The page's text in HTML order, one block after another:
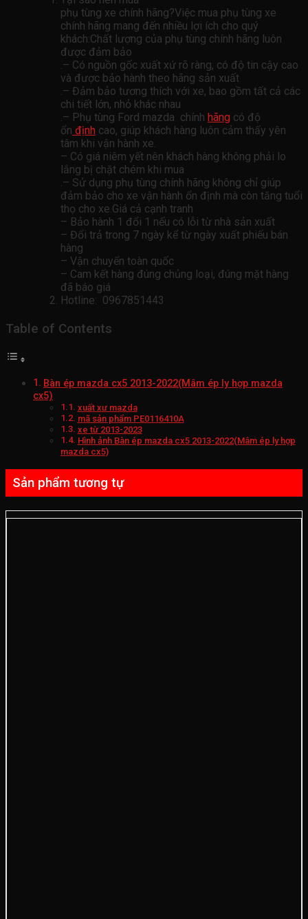
phụ tùng xe chính hãng?Việc mua phụ tùng xe
chính hãng mang đến nhiều lợi ích cho quý
khách:Chất lượng của phụ tùng chính hãng luôn
được đảm bảo
.– Có nguồn gốc xuất xứ rõ ràng, có độ tin cậy cao
và được bảo hành theo hãng sản xuất
.– Đảm bảo tương thích với xe, bao gồm tất cả các
chi tiết lớn, nhỏ khác nhau
.– Phụ tùng Ford mazda chính hãng có độ
ổn định cao, giúp khách hàng luôn cảm thấy yên
tâm khi vận hành xe.
– Có giá niêm yết nên khách hàng không phải lo
lắng bị chặt chém khi mua
.– Sử dụng phụ tùng chính hãng không chỉ giúp
đảm bảo cho xe vận hành ổn định mà còn tăng tuổi
thọ cho xe.Giá cả cạnh tranh
– Bảo hành 1 đổi 1 nếu có lỗi từ nhà sản xuất
– Đổi trả trong 7 ngày kể từ ngày xuất phiếu bán
hàng
– Vận chuyển toàn quốc
– Cam kết hàng đúng chủng loại, đúng mặt hàng
đã báo giá
Hotline: 0967851443
Table of Contents
Bàn ép mazda cx5 2013-2022(Mâm ép ly hợp mazda
cx5)
xuất xư mazda
mã sản phẩm PE0116410A
xe từ 2013-2023
Hình ảnh Bàn ép mazda cx5 2013-2022(Mâm ép ly hợp
mazda cx5)
Sản phẩm tương tự